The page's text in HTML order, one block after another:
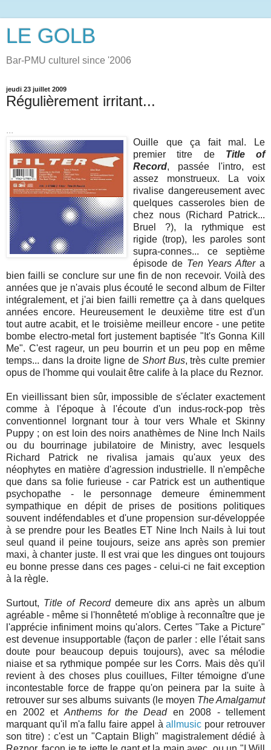
LE GOLB
Bar-PMU culturel since '2006
jeudi 23 juillet 2009
Régulièrement irritant...
...
Ouille que ça fait mal. Le
premier titre de Title of
Record, passée l'intro, est
assez monstrueux. La voix
rivalise dangereusement avec
quelques casseroles bien de
chez nous (Richard Patrick...
Bruel ?), la rythmique est
rigide (trop), les paroles sont
supra-connes... ce septième
épisode de Ten Years Aftera
bien failli se conclure sur une fin de non recevoir. Voilà des
années que je n'avais plus écouté le second album de Filter
intégralement, et j'ai bien failli remettre ça à dans quelques
années encore. Heureusement le deuxième titre est d'un
tout autre acabit, et le troisième meilleur encore - une petite
bombe electro-metal fort justement baptisée "It's Gonna Kill
Me". C'est rageur, un peu bourrin et un peu pop en même
temps... dans la droite ligne de Short Bus, très culte premier
opus de l'homme qui voulait être calife à la place du Reznor.
En vieillissant bien sûr, impossible de s'éclater exactement
comme à l'époque à l'écoute d'un indus-rock-pop très
conventionnel lorgnant tour à tour vers Whale et Skinny
Puppy ; on est loin des noirs anathèmes de Nine Inch Nails
ou du bourrinage jubilatoire de Ministry, avec lesquels
Richard Patrick ne rivalisa jamais qu'aux yeux des
néophytes en matière d'agression industrielle. Il n'empêche
que dans sa folie furieuse - car Patrick est un authentique
psychopathe - le personnage demeure éminemment
sympathique en dépit de prises de positions politiques
souvent indéfendables et d'une propension sur-développée
à se prendre pour les Beatles ET Nine Inch Nails à lui tout
seul quand il peine toujours, seize ans après son premier
maxi, à chanter juste. Il est vrai que les dingues ont toujours
eu bonne presse dans ces pages - celui-ci ne fait exception
à la règle.
Surtout, Title of Recorddemeure dix ans après un album
agréable - même si l'honnêteté m'oblige à reconnaître que je
l'apprécie infiniment moins qu'alors. Certes "Take a Picture"
est devenue insupportable (façon de parler : elle l'était sans
doute pour beaucoup depuis toujours), avec sa mélodie
niaise et sa rythmique pompée sur les Corrs. Mais dès qu'il
revient à des choses plus couillues, Filter témoigne d'une
incontestable force de frappe qu'on peinera par la suite à
retrouver sur ses albums suivants (le moyen The Amalgamut
en 2002 et Anthems for the Deaden 2008 - tellement
marquant qu'il m'a fallu faire appel àallmusic pour retrouver
son titre) : c'est un "Captain Bligh" magistralement dédié à